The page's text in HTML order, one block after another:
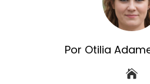
Por Otilia